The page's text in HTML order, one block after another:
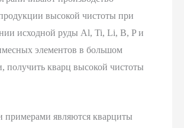
высокой чистоты при
исходной руды Al, Ti, Li, B, P и
элементов в большом
получить кварц высокой чистоты
являются кварциты